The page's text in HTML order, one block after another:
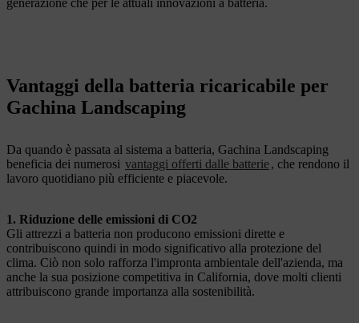
Vantaggi della batteria ricaricabile per
Gachina Landscaping
Da quando è passata al sistema a batteria, Gachina Landscaping
beneficia dei numerosi vantaggi offerti dalle batterie, che rendono il
lavoro quotidiano più efficiente e piacevole.
1. Riduzione delle emissioni di CO2
Gli attrezzi a batteria non producono emissioni dirette e
contribuiscono quindi in modo significativo alla protezione del
clima. Ciò non solo rafforza l'impronta ambientale dell'azienda, ma
anche la sua posizione competitiva in California, dove molti clienti
attribuiscono grande importanza alla sostenibilità.